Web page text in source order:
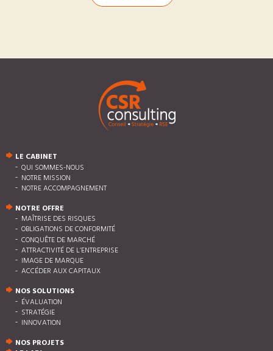
LE CABINET
QUI SOMMES-NOUS
NOTRE MISSION
NOTRE ACCOMPAGNEMENT
NOTRE OFFRE
MAÎTRISE DES RISQUES
OBLIGATIONS DE CONFORMITÉ
CONQUÊTE DE MARCHÉ
ATTRACTIVITÉ DE L’ENTREPRISE
IMAGE DE MARQUE
ACCÉDER AUX CAPITAUX
NOS SOLUTIONS
ÉVALUATION
STRATÉGIE
INNOVATION
NOS PROJETS